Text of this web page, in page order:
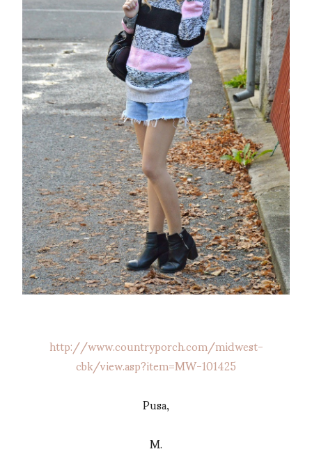
http://www.countryporch.com/midwest-
cbk/view.asp?item=MW-101425
Pusa,
M.